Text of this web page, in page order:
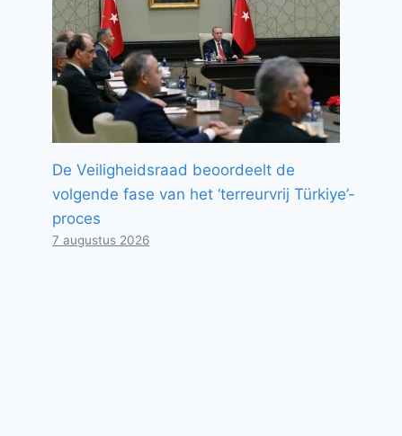
De Veiligheidsraad beoordeelt de
volgende fase van het ‘terreurvrij Türkiye’-
proces
7 augustus 2026